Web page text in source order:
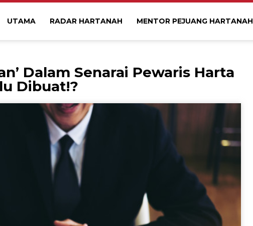
UTAMA RADAR HARTANAH MENTOR PEJUANG HARTANAH
Dalam Senarai Pewaris Harta
Dibuat!?